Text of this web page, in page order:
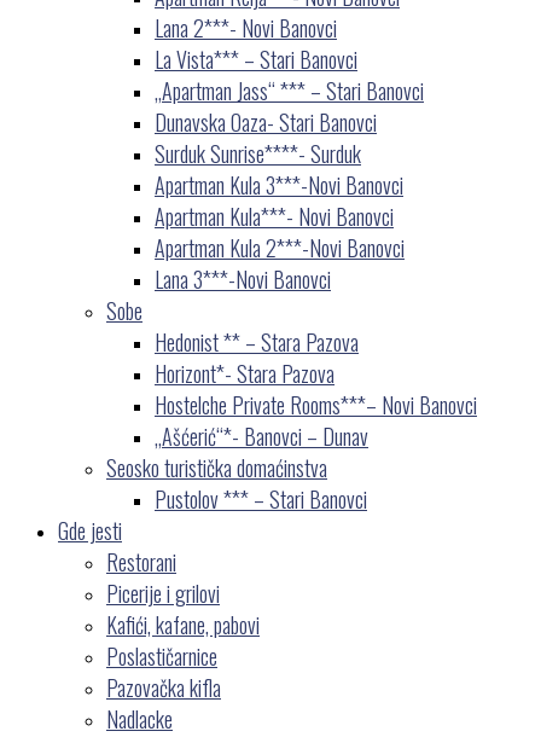
Lana 2***- Novi Banovci
La Vista*** – Stari Banovci
„Apartman Jass“ *** – Stari Banovci
Dunavska Oaza- Stari Banovci
Surduk Sunrise****- Surduk
Apartman Kula 3***-Novi Banovci
Apartman Kula***- Novi Banovci
Apartman Kula 2***-Novi Banovci
Lana 3***-Novi Banovci
Sobe
Hedonist ** – Stara Pazova
Horizont*- Stara Pazova
Hostelche Private Rooms***– Novi Banovci
„Ašćerić“*- Banovci – Dunav
Seosko turistička domaćinstva
Pustolov *** – Stari Banovci
Gde jesti
Restorani
Picerije i grilovi
Kafići, kafane, pabovi
Poslastičarnice
Pazovačka kifla
Nadlacke